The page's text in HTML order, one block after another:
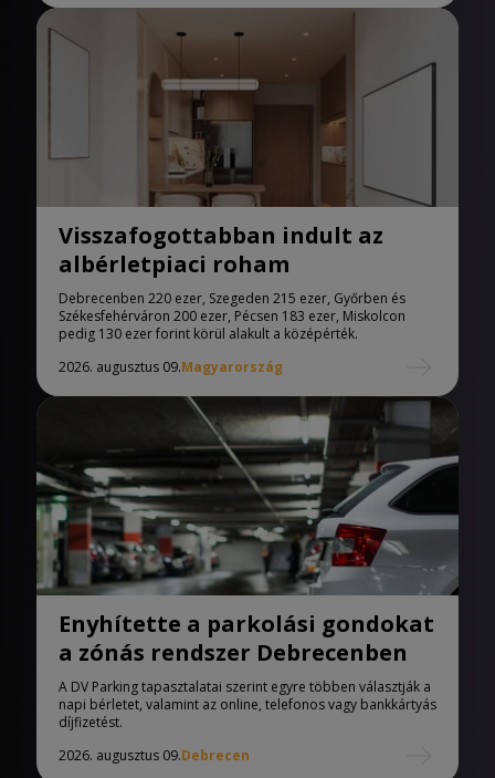
Visszafogottabban indult az
albérletpiaci roham
Debrecenben 220 ezer, Szegeden 215 ezer, Győrben és
Székesfehérváron 200 ezer, Pécsen 183 ezer, Miskolcon
pedig 130 ezer forint körül alakult a középérték.
2026. augusztus 09.Magyarország
Enyhítette a parkolási gondokat
a zónás rendszer Debrecenben
A DV Parking tapasztalatai szerint egyre többen választják a
napi bérletet, valamint az online, telefonos vagy bankkártyás
díjfizetést.
2026. augusztus 09.Debrecen